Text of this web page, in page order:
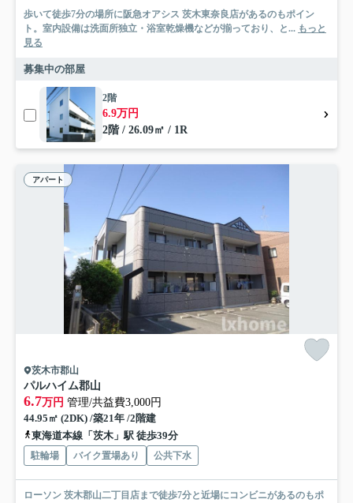
歩いて徒歩7分の場所に阪急オアシス 茨木東奈良店があるのもポイン
ト。室内設備は洗面所独立・浴室乾燥機などが揃っており、と... もっと
見る
募集中の部屋
2階
6.9万円
2階 / 26.09㎡ / 1R
アパート
茨木市郡山
パルハイム郡山
6.7万円 管理/共益費3,000円
44.95㎡ (2DK) /築21年 /2階建
東海道本線「茨木」駅 徒歩39分
駐輪場 バイク置場あり 公共下水
ローソン 茨木郡山二丁目店まで徒歩7分と近場にコンビニがあるのもポ